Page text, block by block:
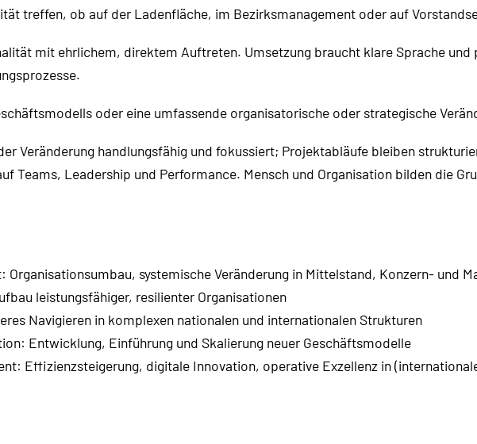
treffen, ob auf der Ladenfläche, im Bezirksmanagement oder auf
mit ehrlichem, direktem Auftreten. Umsetzung braucht klare Sprache und
oder eine umfassende organisatorische oder strategische
Veränderung handlungsfähig und fokussiert; Projektabläufe bleiben
Teams, Leadership und Performance. Mensch und Organisation bilden die
Organisationsumbau, systemische Veränderung in Mittelstand, Konzern- und
leistungsfähiger, resilienter Organisationen
Navigieren in komplexen nationalen und internationalen Strukturen
Entwicklung, Einführung und Skalierung neuer Geschäftsmodelle
Effizienzsteigerung, digitale Innovation, operative Exzellenz in